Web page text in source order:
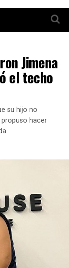
Jimena
el techo
su hijo no
hacer